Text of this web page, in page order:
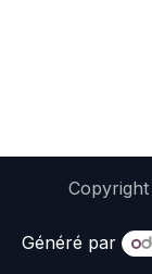
Généré par